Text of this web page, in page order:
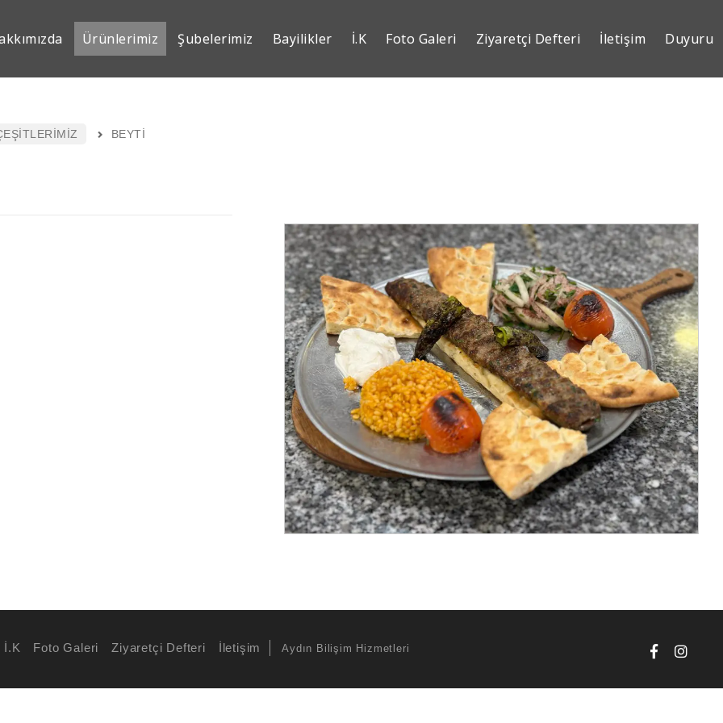
Ürünlerimiz Şubelerimiz Bayilikler İ.K Foto Galeri Ziyaretçi Defteri İletişim Duyuru
BEYTİ
İ.K Foto Galeri Ziyaretçi Defteri İletişim Aydın Bilişim Hizmetleri